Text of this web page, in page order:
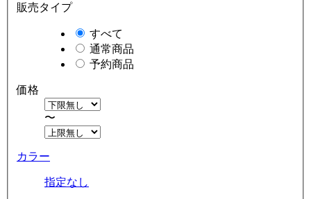
販売タイプ
すべて
通常商品
予約商品
価格
〜
カラー
指定なし